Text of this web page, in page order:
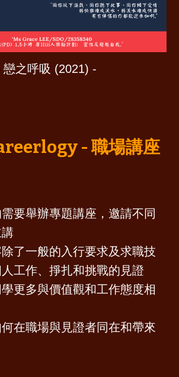
戀之呼吸 (2021) -
- 職場講座
要舉辦專題講座，邀請不同
了一般的入行要求及求職技
工作、掙扎和挑戰的見證
更多與價值觀和工作態度相
在職場與見證者同在和帶來